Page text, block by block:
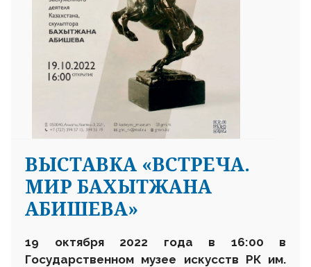
ВЫСТАВКА «ВСТРЕЧА.
МИР БАХЫТЖАНА
АБИШЕВА»
19 октября 2022 года в 16:00 в
Государственном музее искусств РК им.